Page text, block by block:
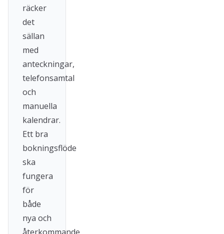
räcker
det
sällan
med
anteckningar,
telefonsamtal
och
manuella
kalendrar.
Ett bra
bokningsflöde
ska
fungera
för
både
nya och